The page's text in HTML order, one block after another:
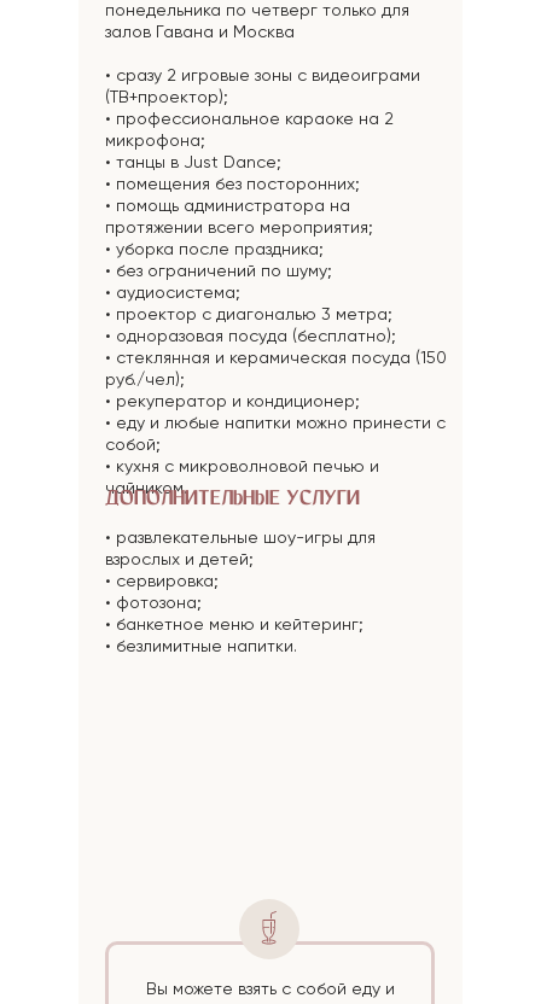
понедельника по четверг только для
залов Гавана и Москва
• сразу 2 игровые зоны с видеоиграми
(ТВ+проектор);
• профессиональное караоке на 2
микрофона;
• танцы в Just Dance;
• помещения без посторонних;
• помощь администратора на
протяжении всего мероприятия;
• уборка после праздника;
• без ограничений по шуму;
• аудиосистема;
• проектор с диагональю 3 метра;
• одноразовая посуда (бесплатно);
• стеклянная и керамическая посуда (150
руб./чел);
• рекуператор и кондиционер;
• еду и любые напитки можно принести с
собой;
• кухня с микроволновой печью и
чайником.
• развлекательные шоу-игры для
взрослых и детей;
• сервировка;
• фотозона;
• банкетное меню и кейтеринг;
• безлимитные напитки.
ДОПОЛНИТЕЛЬНЫЕ УСЛУГИ
Вы можете взять с собой еду и